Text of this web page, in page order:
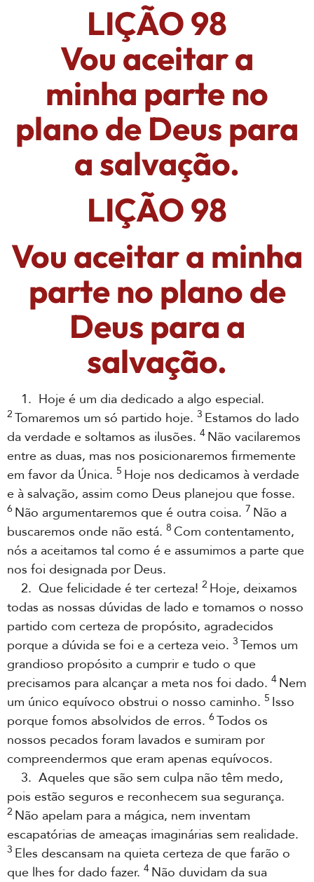
LIÇÃO 98
Vou aceitar a
minha parte no
plano de Deus para
a salvação.
LIÇÃO 98
Vou aceitar a minha
parte no plano de
Deus para a
salvação.
1. Hoje é um dia dedicado a algo especial.
2 Tomaremos um só partido hoje. 3 Estamos do lado
da verdade e soltamos as ilusões. 4 Não vacilaremos
entre as duas, mas nos posicionaremos firmemente
em favor da Única. 5 Hoje nos dedicamos à verdade
e à salvação, assim como Deus planejou que fosse.
6 Não argumentaremos que é outra coisa. 7 Não a
buscaremos onde não está. 8 Com contentamento,
nós a aceitamos tal como é e assumimos a parte que
nos foi designada por Deus.
2. Que felicidade é ter certeza! 2 Hoje, deixamos
todas as nossas dúvidas de lado e tomamos o nosso
partido com certeza de propósito, agradecidos
porque a dúvida se foi e a certeza veio. 3 Temos um
grandioso propósito a cumprir e tudo o que
precisamos para alcançar a meta nos foi dado. 4 Nem
um único equívoco obstrui o nosso caminho. 5 Isso
porque fomos absolvidos de erros. 6Todos os
nossos pecados foram lavados e sumiram por
compreendermos que eram apenas equívocos.
3. Aqueles que são sem culpa não têm medo,
pois estão seguros e reconhecem sua segurança.
2 Não apelam para a mágica, nem inventam
escapatórias de ameaças imaginárias sem realidade.
3 Eles descansam na quieta certeza de que farão o
que lhes for dado fazer. 4 Não duvidam da sua